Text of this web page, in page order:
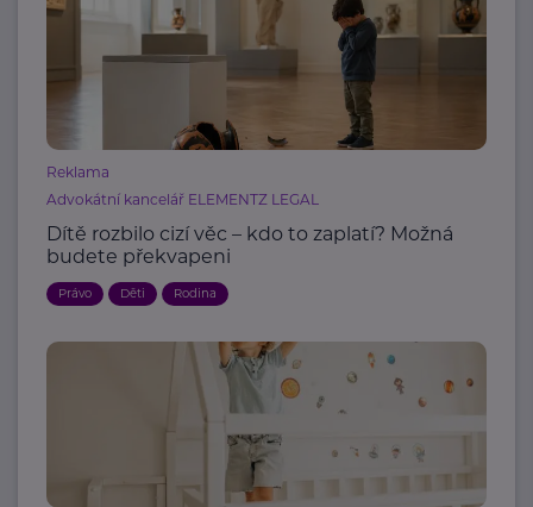
Reklama
Advokátní kancelář ELEMENTZ LEGAL
Dítě rozbilo cizí věc – kdo to zaplatí? Možná
budete překvapeni
Právo Děti Rodina